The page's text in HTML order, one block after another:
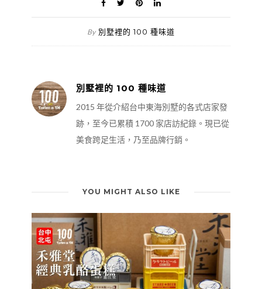
By 別墅裡的 100 種味道
別墅裡的 100 種味道
2015 年從介紹台中東海別墅的各式店家發
跡，至今已累積 1700 家店訪紀錄。現已從
美食跨足生活，乃至品牌行銷。
YOU MIGHT ALSO LIKE